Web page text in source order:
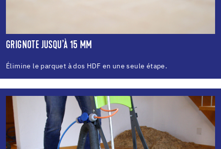
GRIGNOTE JUSQU’À 15 MM
Élimine le parquet à dos HDF en une seule étape.